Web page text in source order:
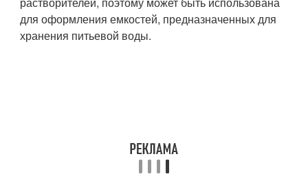
для оформления емкостей, предназначенных для
хранения питьевой воды.